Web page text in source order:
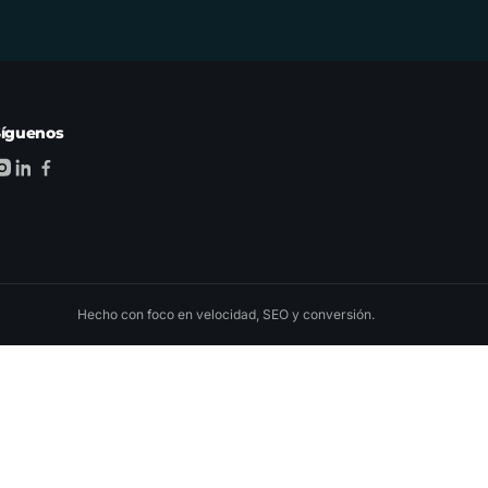
Hecho con foco en velocidad, SEO y conversión.